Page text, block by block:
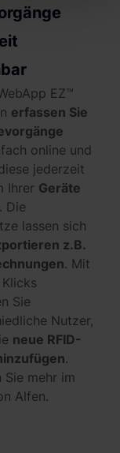
Anzeigen zu
anbieten
zu
zu Ihrer
Partner für
Unsere
mit
bereitgestellt
der Dienste
findest du in
EZ™
erfassen Sie
online und
jederzeit
Ihrer Geräte
. Die
lassen sich
z.B.
. Mit
Sie
Nutzer,
neue RFID-
.
Sie mehr im
Alfen.